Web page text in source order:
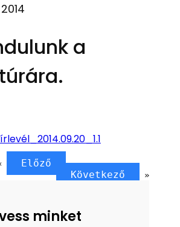
a
Előző
Következő
»
minket